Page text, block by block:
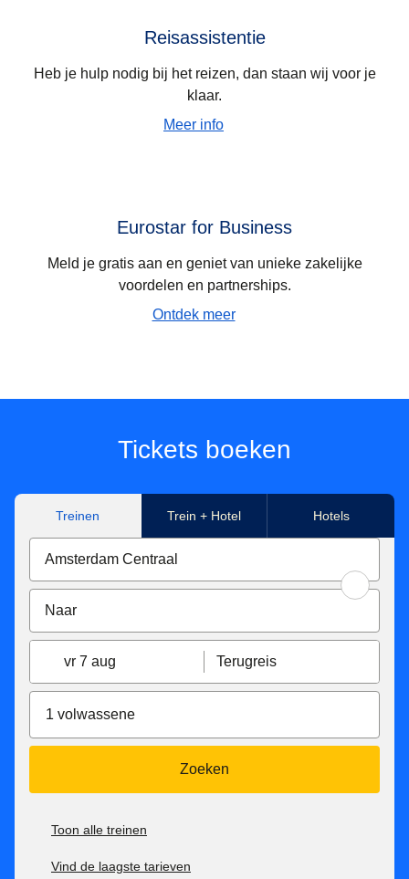
Reisassistentie
Heb je hulp nodig bij het reizen, dan staan wij voor je
klaar.
Meer info
Eurostar for Business
Meld je gratis aan en geniet van unieke zakelijke
voordelen en partnerships.
Ontdek meer
Tickets boeken
Treinen Trein + Hotel Hotels
vr 7 aug Terugreis
1 volwassene
Zoeken
Toon alle treinen
Vind de laagste tarieven